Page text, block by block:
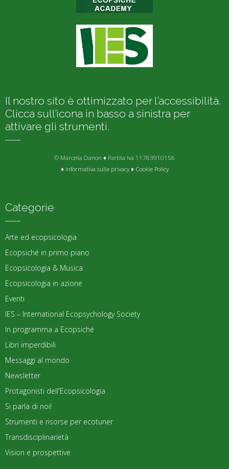
Il nostro sito è ottimizzato per l’accessibilità.
Clicca sull’icona in basso a sinistra per
attivare gli strumenti.
© Marcella Danon ♦ Partita Iva 11783910158
♦ Informativa sulla privacy♦ Cookie Policy
Categorie
Arte ed ecopsicologia
Ecopsiché in primo piano
Ecopsicologia & Musica
Ecopsicologia in azione
Eventi
IES – International Ecopsychology Society
In programma a Ecopsiché
Libri imperdibili
Messaggi al mondo
Newsletter
Protagonisti dell'Ecopsicologia
Si parla di noi!
Strumenti e risorse per ecotuner
Transdisciplinarietà
Vision e prospettive